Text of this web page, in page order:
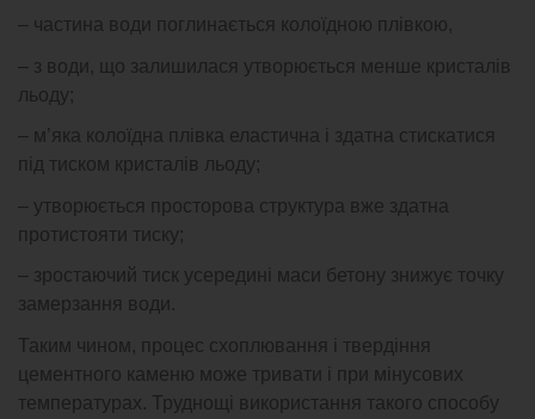
– частина води поглинається колоїдною плівкою,
– з води, що залишилася утворюється менше кристалів
льоду;
– м’яка колоїдна плівка еластична і здатна стискатися
під тиском кристалів льоду;
– утворюється просторова структура вже здатна
протистояти тиску;
– зростаючий тиск усередині маси бетону знижує точку
замерзання води.
Таким чином, процес схоплювання і твердіння
цементного каменю може тривати і при мінусових
температурах. Труднощі використання такого способу